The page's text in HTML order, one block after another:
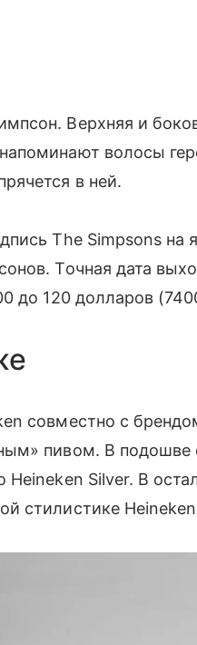
Верхняя и
волосы
в ней.
The Simpsons
Точная дата
до 120 долларов
совместно с
пивом. В подошве
Heineken Silver. В
стилистике